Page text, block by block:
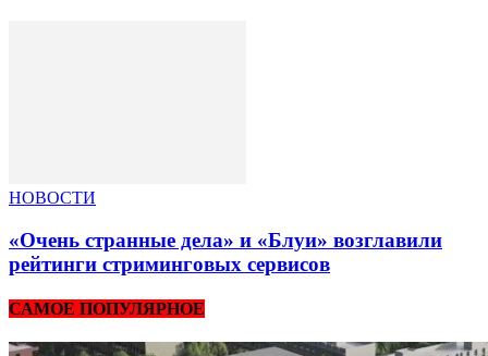
НОВОСТИ
«Очень странные дела» и «Блуи» возглавили
рейтинги стриминговых сервисов
САМОЕ ПОПУЛЯРНОЕ